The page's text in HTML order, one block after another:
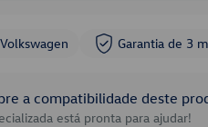
Garantia de 3
a compatibilidade deste
está pronta para ajudar!